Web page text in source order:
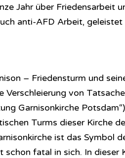
Jahr über Friedensarbeit
anti-AFD Arbeit,
– Friedensturm und
Verschleierung von
Garnisonkirche
Turms dieser Kirche
ist das Symbol
schon fatal in sich. In dieser